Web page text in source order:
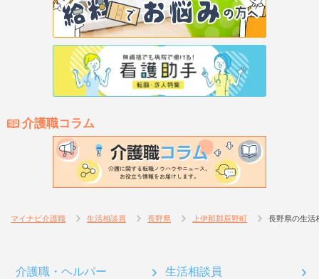
介護職コラム
マイナビ介護職 生活相談員 長野県 上伊那郡辰野町 長野県の生活
介護職・ヘルパー 生活相談員